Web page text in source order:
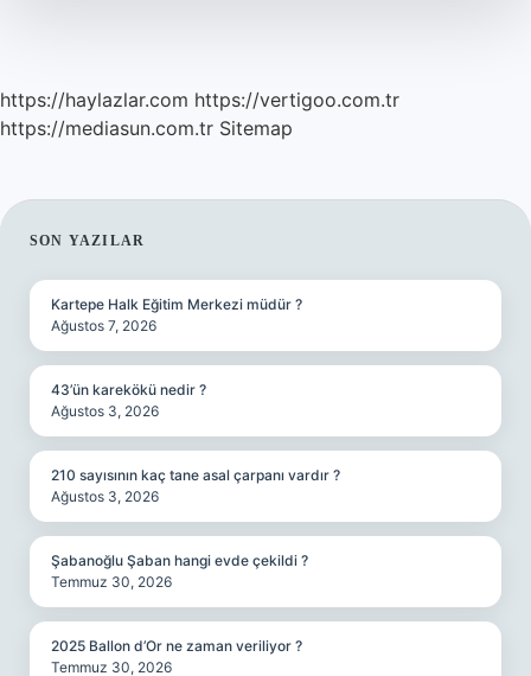
https://haylazlar.com https://vertigoo.com.tr
https://mediasun.com.tr Sitemap
SIDEBAR
SON YAZILAR
Kartepe Halk Eğitim Merkezi müdür ?
Ağustos 7, 2026
43’ün karekökü nedir ?
Ağustos 3, 2026
210 sayısının kaç tane asal çarpanı vardır ?
Ağustos 3, 2026
Şabanoğlu Şaban hangi evde çekildi ?
Temmuz 30, 2026
2025 Ballon d’Or ne zaman veriliyor ?
Temmuz 30, 2026